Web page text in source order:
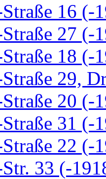
16 (-
27 (-
18 (-
29,
20 (-
31 (-
22 (-
33 (-